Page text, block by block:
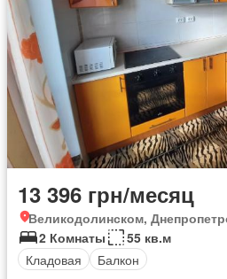
13 396 грн/месяц
Великодолинском,
2 Комнаты
55 кв.м
Кладовая
Балкон